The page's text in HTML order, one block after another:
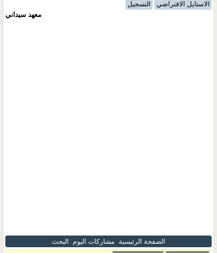
الاستايل الافتراضي
التسجيل
معهد سيداني
الصفحة الرئيسية مشاركات اليوم البحث